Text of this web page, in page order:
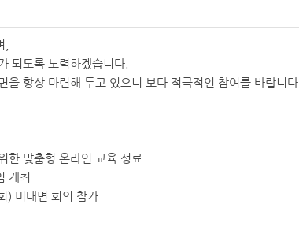
되도록 노력하겠습니다.
을 항상 마련해 두고 있으니 보다 적극적인 참여를 바랍니다.
한 맞춤형 온라인 교육 성료
개최
) 비대면 회의 참가